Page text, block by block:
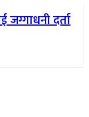
जग्गाधनी दर्ता